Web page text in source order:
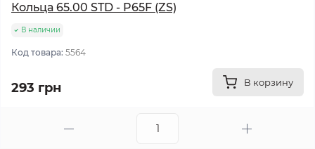
Кольца 65.00 STD - P65F (ZS)
В наличии
Код товара: 5564
293 грн В корзину